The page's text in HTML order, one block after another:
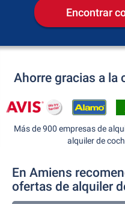
Encontrar
Ahorre gracias a la
Más de 900 empresas de
alquiler de
En Amiens
ofertas de alquiler